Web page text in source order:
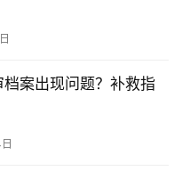
案出现问题？补救指